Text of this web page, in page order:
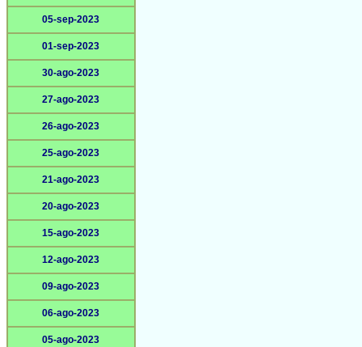
05-sep-2023
01-sep-2023
30-ago-2023
27-ago-2023
26-ago-2023
25-ago-2023
21-ago-2023
20-ago-2023
15-ago-2023
12-ago-2023
09-ago-2023
06-ago-2023
05-ago-2023